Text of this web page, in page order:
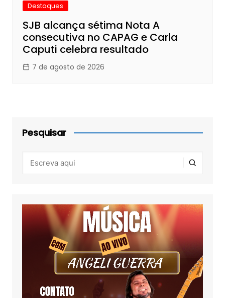
Destaques
SJB alcança sétima Nota A
consecutiva no CAPAG e Carla
Caputi celebra resultado
7 de agosto de 2026
Pesquisar